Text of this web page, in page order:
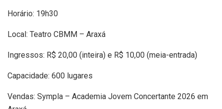
Horário: 19h30
Local: Teatro CBMM – Araxá
Ingressos: R$ 20,00 (inteira) e R$ 10,00 (meia-entrada)
Capacidade: 600 lugares
Vendas: Sympla – Academia Jovem Concertante 2026 em